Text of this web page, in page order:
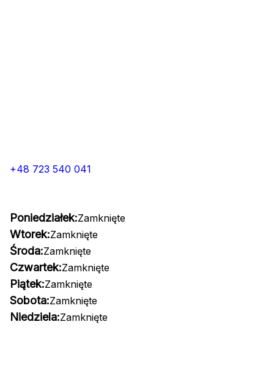
+48 723 540 041
Poniedziałek:Zamknięte
Wtorek:Zamknięte
Środa:Zamknięte
Czwartek:Zamknięte
Piątek:Zamknięte
Sobota:Zamknięte
Niedziela:Zamknięte